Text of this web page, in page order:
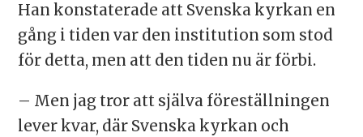
Han konstaterade att Svenska kyrkan en
gång i tiden var den institution som stod
för detta, men att den tiden nu är förbi.
– Men jag tror att själva föreställningen
lever kvar, där Svenska kyrkan och